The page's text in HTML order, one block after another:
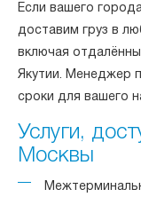
Если вашего
доставим груз в
включая
Якутии. Менеджер
сроки для вашего
Услуги,
Москвы